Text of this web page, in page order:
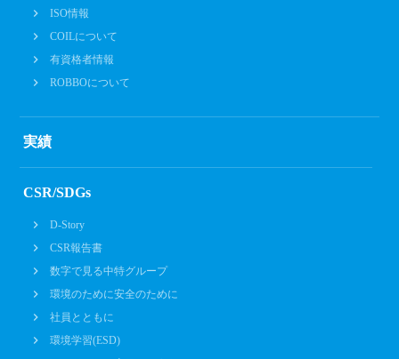
ISO情報
COILについて
有資格者情報
ROBBOについて
実績
CSR/SDGs
D-Story
CSR報告書
数字で見る中特グループ
環境のために安全のために
社員とともに
環境学習(ESD)